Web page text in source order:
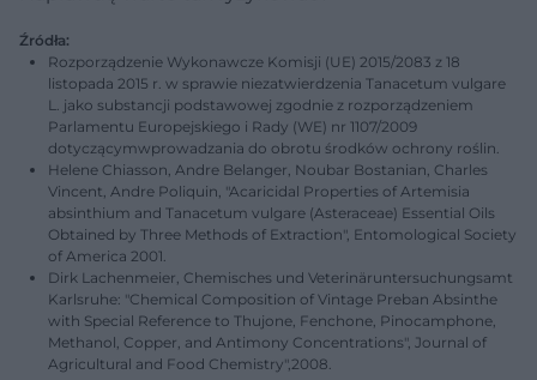
Źródła:
Rozporządzenie Wykonawcze Komisji (UE) 2015/2083 z 18
listopada 2015 r. w sprawie niezatwierdzenia Tanacetum vulgare
L. jako substancji podstawowej zgodnie z rozporządzeniem
Parlamentu Europejskiego i Rady (WE) nr 1107/2009
dotyczącymwprowadzania do obrotu środków ochrony roślin.
Helene Chiasson, Andre Belanger, Noubar Bostanian, Charles
Vincent, Andre Poliquin, "Acaricidal Properties of Artemisia
absinthium and Tanacetum vulgare (Asteraceae) Essential Oils
Obtained by Three Methods of Extraction", Entomological Society
of America 2001.
Dirk Lachenmeier, Chemisches und Veterinäruntersuchungsamt
Karlsruhe: "Chemical Composition of Vintage Preban Absinthe
with Special Reference to Thujone, Fenchone, Pinocamphone,
Methanol, Copper, and Antimony Concentrations", Journal of
Agricultural and Food Chemistry",2008.